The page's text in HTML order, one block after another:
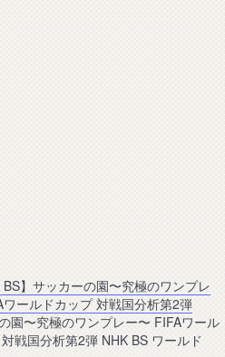
】サッカーの園〜究極のワンプレ
ールドカップ 対戦国分析第2弾
園〜究極のワンプレー〜 FIFAワール
戦国分析第2弾 NHK BS ワールド